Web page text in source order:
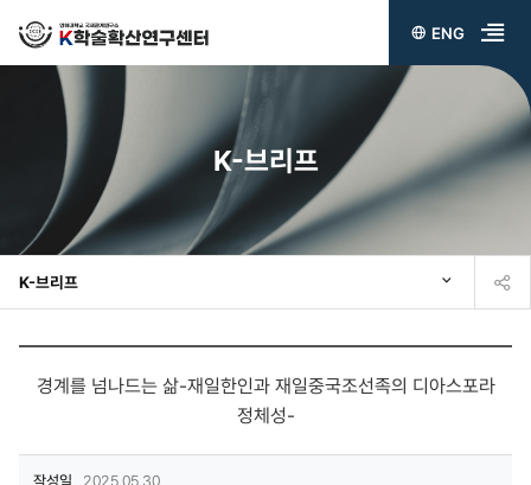
ENG
전
체
메
뉴
기
K-브리프
K-브리프
경계를 넘나드는 삶-재일한인과 재일중국조선족의 디아스포라
정체성-
작성일
2025.05.30